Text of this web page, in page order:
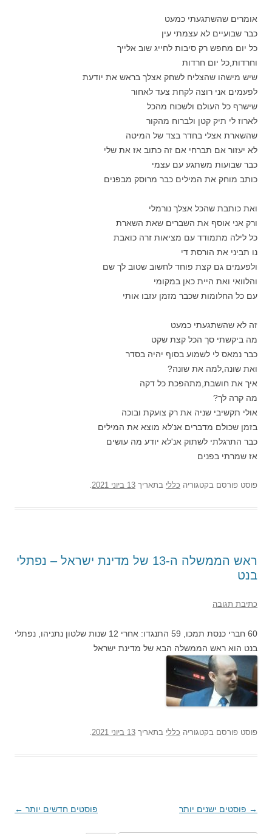
אומרים שהשתגעתי כמעט
כבר שבועיים לא עצמתי עין
כל יום מחפש רק סיבות לחייג שוב אלייך
וחרדות,כל יום חרדות
שיש מישהו שהצליח לשחק אצלך בראש את יודעת
לפעמים אני רוצה לקחת צעד לאחור
שישרף כל העולם ולשכוח מהכל
לארוז לי תיק קטן ולברוח מהקור
שהשארת אצלי בחדר בצד של המיטה
לא יעזור אם תברחי אם זה כתוב אז את שלי
כבר שבועות משתגע עם עצמי
כותב מוחק את המילים כבר מרוסק מבפנים
ואת כותבת שהכל אצלך נורמלי
ורק אני אוסף את השברים שאת השארת
כל לילה מתמודד עם מציאות זרה כואבת
נו תביני את הורסת די
ולפעמים גם קצת פוחד לחשוב שטוב לך שם
והלוואי ואת היית כאן במקומי
עם כל החלומות שכבר מזמן עזבו אותי
זה לא שהשתגעתי כמעט
מה ביקשתי סך הכל קצת שקט
כבר נמאס לי לשמוע בסוף יהיה בסדר
ואת שונה,למה את שונה?
איך את חושבת,מתהפכת כל דקה
מה קרה לך?
אולי תקשיבי שניה את רק צועקת ובוכה
בזמן שכולם מדברים אנ'לא מוצא את המילים
כבר התרגלתי לשתוק אנ'לא יודע מה עושים
אז שמרתי בפנים
פוסט פורסם בקטגוריה כללי בתאריך 13 ביוני 2021 .
ראש הממשלה ה-13 של מדינת ישראל – נפתלי
בנט
כתיבת תגובה
60 חברי כנסת תמכו, 59 התנגדו: אחרי 12 שנות שלטון נתניהו, נפתלי
בנט הוא ראש הממשלה הבא של מדינת ישראל
פוסט פורסם בקטגוריה כללי בתאריך 13 ביוני 2021 .
ניווט
→ פוסטים ישנים יותר פוסטים חדשים יותר ←